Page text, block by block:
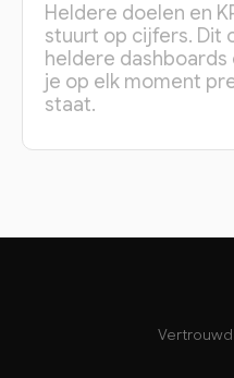
Heldere doelen en
stuurt op cijfers. Dit
heldere
je op elk moment
staat.